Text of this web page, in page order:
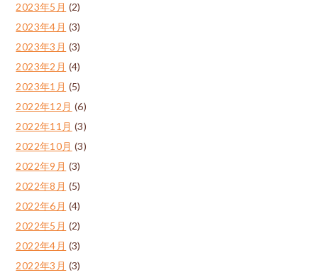
2023年5月 (2)
2023年4月 (3)
2023年3月 (3)
2023年2月 (4)
2023年1月 (5)
2022年12月 (6)
2022年11月 (3)
2022年10月 (3)
2022年9月 (3)
2022年8月 (5)
2022年6月 (4)
2022年5月 (2)
2022年4月 (3)
2022年3月 (3)